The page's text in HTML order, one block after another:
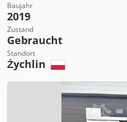
Baujahr
2019
Zustand
Gebraucht
Standort
Żychlin